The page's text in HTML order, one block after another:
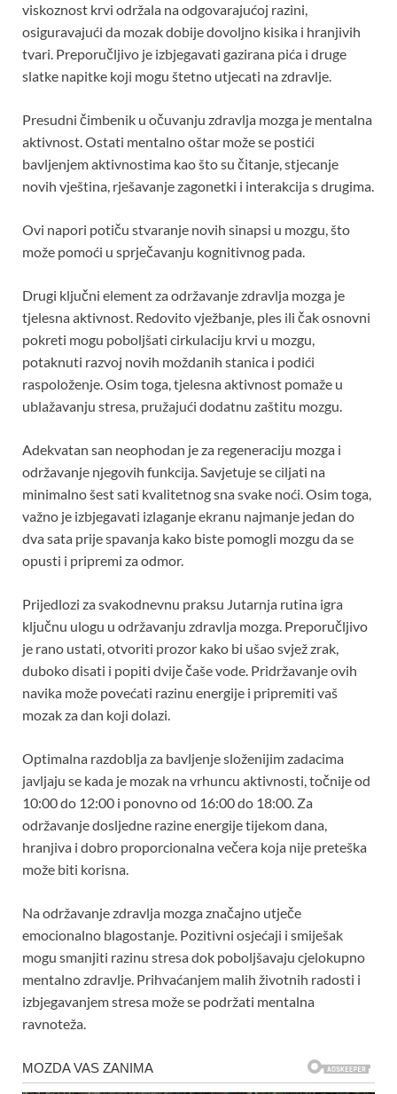
viskoznost krvi održala na odgovarajućoj razini,
osiguravajući da mozak dobije dovoljno kisika i hranjivih
tvari. Preporučljivo je izbjegavati gazirana pića i druge
slatke napitke koji mogu štetno utjecati na zdravlje.
Presudni čimbenik u očuvanju zdravlja mozga je mentalna
aktivnost. Ostati mentalno oštar može se postići
bavljenjem aktivnostima kao što su čitanje, stjecanje
novih vještina, rješavanje zagonetki i interakcija s drugima.
Ovi napori potiču stvaranje novih sinapsi u mozgu, što
može pomoći u sprječavanju kognitivnog pada.
Drugi ključni element za održavanje zdravlja mozga je
tjelesna aktivnost. Redovito vježbanje, ples ili čak osnovni
pokreti mogu poboljšati cirkulaciju krvi u mozgu,
potaknuti razvoj novih moždanih stanica i podići
raspoloženje. Osim toga, tjelesna aktivnost pomaže u
ublažavanju stresa, pružajući dodatnu zaštitu mozgu.
Adekvatan san neophodan je za regeneraciju mozga i
održavanje njegovih funkcija. Savjetuje se ciljati na
minimalno šest sati kvalitetnog sna svake noći. Osim toga,
važno je izbjegavati izlaganje ekranu najmanje jedan do
dva sata prije spavanja kako biste pomogli mozgu da se
opusti i pripremi za odmor.
Prijedlozi za svakodnevnu praksu Jutarnja rutina igra
ključnu ulogu u održavanju zdravlja mozga. Preporučljivo
je rano ustati, otvoriti prozor kako bi ušao svjež zrak,
duboko disati i popiti dvije čaše vode. Pridržavanje ovih
navika može povećati razinu energije i pripremiti vaš
mozak za dan koji dolazi.
Optimalna razdoblja za bavljenje složenijim zadacima
javljaju se kada je mozak na vrhuncu aktivnosti, točnije od
10:00 do 12:00 i ponovno od 16:00 do 18:00. Za
održavanje dosljedne razine energije tijekom dana,
hranjiva i dobro proporcionalna večera koja nije preteška
može biti korisna.
Na održavanje zdravlja mozga značajno utječe
emocionalno blagostanje. Pozitivni osjećaji i smiješak
mogu smanjiti razinu stresa dok poboljšavaju cjelokupno
mentalno zdravlje. Prihvaćanjem malih životnih radosti i
izbjegavanjem stresa može se podržati mentalna
ravnoteža.